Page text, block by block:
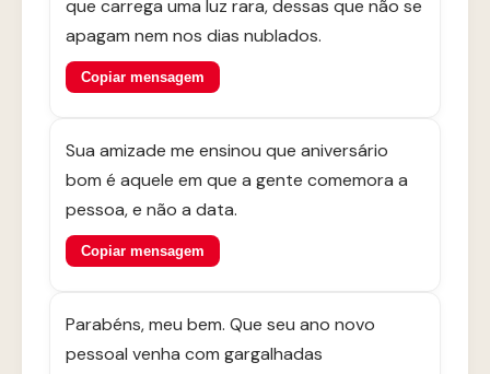
que carrega uma luz rara, dessas que não se
apagam nem nos dias nublados.
Copiar mensagem
Sua amizade me ensinou que aniversário
bom é aquele em que a gente comemora a
pessoa, e não a data.
Copiar mensagem
Parabéns, meu bem. Que seu ano novo
pessoal venha com gargalhadas